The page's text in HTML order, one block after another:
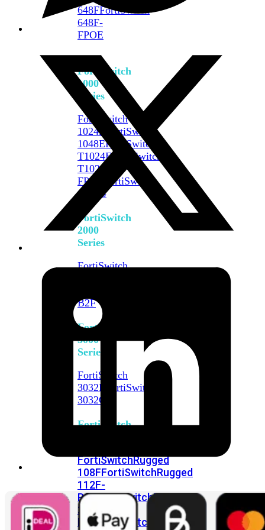
648FFortiSwitch
648F-
FPOE
FortiSwitch
1000
Series
FortiSwitch
1024E
FortiSwitch
1048EFortiSwitch
T1024EFortiSwitch
T1024F-
FPOE
FortiSwitch
1048G
FortiSwitch
2000
Series
FortiSwitch
B2F
FortiSwitch
3000
Series
FortiSwitch
3032E
FortiSwitch
3032G
FortiSwitch
FortiSwitchRugged
108FFortiSwitchRugged
112F-
POEFortiSwitchRugged
216F-
POEFortiSwitchRugged